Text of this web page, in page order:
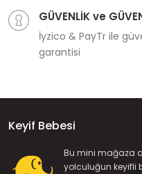
GÜVENLİK ve
İyzico & PayTr ile
garantisi
Keyif Bebesi
Bu mini mağaza
yolculuğun keyifli